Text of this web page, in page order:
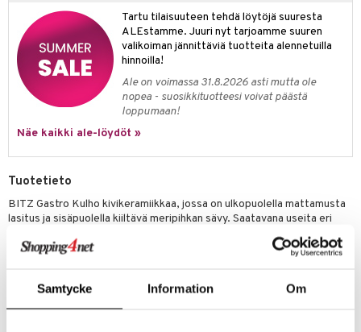
Samtycke Information Om
Tartu tilaisuuteen tehdä löytöjä suuresta
ALEstamme. Juuri nyt tarjoamme suuren
valikoiman jännittäviä tuotteita alennetuilla
hinnoilla!
Ale on voimassa 31.8.2026 asti mutta ole
nopea - suosikkituotteesi voivat päästä
loppumaan!
Näe kaikki ale-löydöt »
Tuotetieto
BITZ Gastro Kulho kivikeramiikkaa, jossa on ulkopuolella mattamusta
lasitus ja sisäpuolella kiiltävä meripihkan sävy. Saatavana useita eri
kokoja ja rajattomasti käyttömahdollisuuksia, käytä sitä esim.
oliiveille, pähkinöille ja välipaloille, dippeille ja kastikkeille, suklaalle,
Tuotenumero
& Korit
Art
& Hyllyt
& Koukut
tekstiilit
tekstiilit
& Peitot
hyönteissuoja
ruokinta
& Lyhdyt
& vastauksia